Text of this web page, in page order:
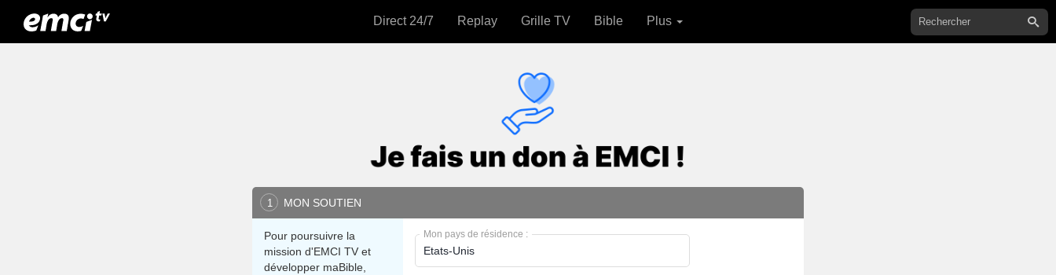
Direct 24/7 Replay Grille TV Bible Plus
1 MON SOUTIEN
Pour poursuivre la
mission d'EMCI TV et
développer maBible,
Mon pays de résidence :